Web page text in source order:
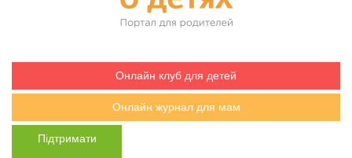
Онлайн клуб для детей
Онлайн журнал для мам
Підтримати